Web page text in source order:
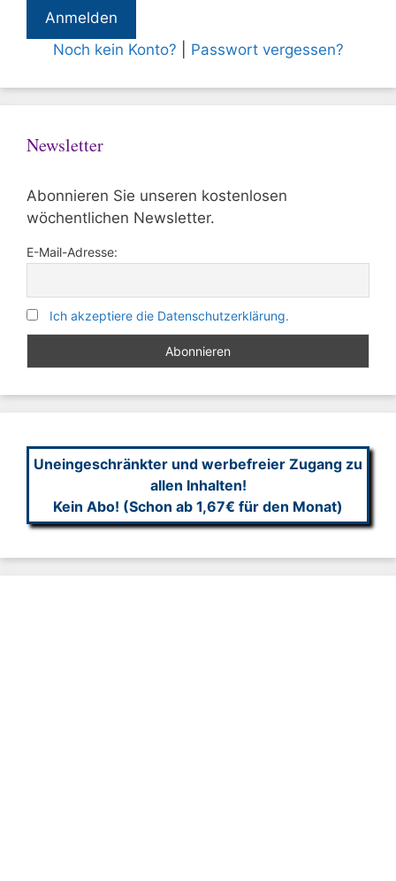
Noch kein Konto? Passwort vergessen?
Newsletter
Abonnieren Sie unseren kostenlosen
wöchentlichen Newsletter.
E-Mail-Adresse:
Ich akzeptiere die Datenschutzerklärung.
Uneingeschränkter und werbefreier Zugang zu
allen Inhalten!
Kein Abo! (Schon ab 1,67€ für den Monat)